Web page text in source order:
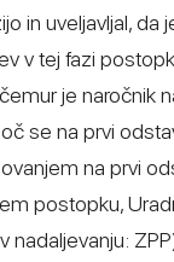
in uveljavljal, da
v tej fazi
je naročnik
se na prvi
na prvi
postopku,